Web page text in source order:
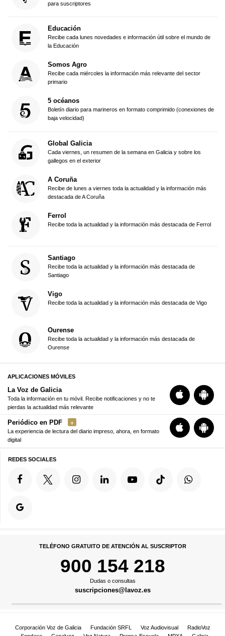
para suscriptores
Educación
Recibe cada lunes novedades e información útil sobre el mundo de
la Educación
Somos Agro
Recibe cada miércoles la información más relevante del sector
primario
5 océanos
Boletín diario para marineros en formato comprimido (conexiones de
baja velocidad)
Global Galicia
Cada viernes, un resumen de la semana en Galicia y sobre los
gallegos en el exterior
A Coruña
Recibe de lunes a viernes toda la actualidad y la información más
destacada de A Coruña
Ferrol
Recibe toda la actualidad y la información más destacada de Ferrol
Santiago
Recibe toda la actualidad y la información más destacada de
Santiago
Vigo
Recibe toda la actualidad y la información más destacada de Vigo
Ourense
Recibe toda la actualidad y la información más destacada de
Ourense
APLICACIONES MÓVILES
La Voz de Galicia
Toda la información en tu móvil. Recibe notificaciones y no te
pierdas la actualidad más relevante
Periódico en PDF
La experiencia de lectura del diario impreso, ahora, en formato
digital
REDES SOCIALES
TELÉFONO GRATUITO DE ATENCIÓN AL SUSCRIPTOR
900 154 218
Dudas o consultas
suscripciones@lavoz.es
Corporación Voz de Galicia Fundación SRFL Voz Audiovisual
RadioVoz